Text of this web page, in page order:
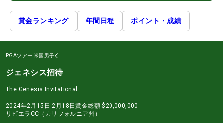
賞金ランキング 年間日程 ポイント・成績
PGAツアー 米国男子
ジェネシス招待
The Genesis Invitational
2024年2月15日-2月18日賞金総額 $20,000,000
リビエラCC（カリフォルニア州）